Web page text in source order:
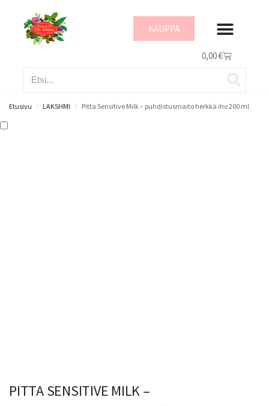
KAUPPA
0,00€
Etusivu / LAKSHMI / Pitta Sensitive Milk – puhdistusmaito herkkä iho 200 ml
PITTA SENSITIVE MILK –